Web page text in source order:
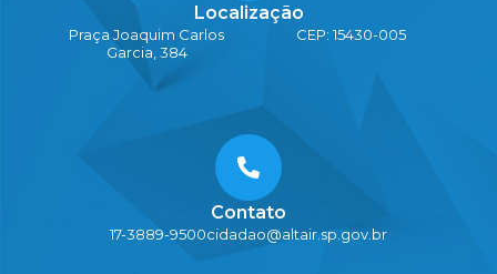
Localização
Praça Joaquim Carlos
Garcia, 384
CEP: 15430-005
Contato
17-3889-9500cidadao@altair.sp.gov.br